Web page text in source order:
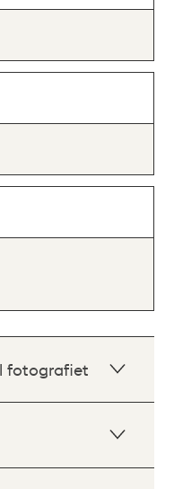
fotografiet